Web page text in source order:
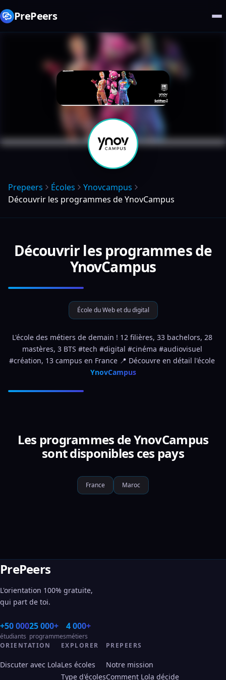
PrePeers
Prepeers Écoles
Ynovcampus
Découvrir les programmes de YnovCampus
Découvrir les programmes de
YnovCampus
École du Web et du digital
L'école des métiers de demain ! 12 filières, 33 bachelors, 28
mastères, 3 BTS #tech #digital #cinéma #audiovisuel
YnovCampus
Les programmes de YnovCampus
sont disponibles ces pays
France Maroc
PrePeers
L'orientation 100% gratuite,
qui part de toi.
+50 000
étudiants
25 000+
programmes
4 000+
métiers
ORIENTATION
Discuter avec Lola
EXPLORER
Les écoles
Type d'écoles
PREPEERS
Notre mission
Comment Lola décide